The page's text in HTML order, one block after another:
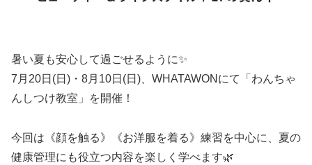
暑い夏も安心して過ごせるように✨
7月20日(日)・8月10日(日)、WHATAWONにて「わんちゃ
んしつけ教室」を開催！
今回は《顔を触る》《お洋服を着る》練習を中心に、夏の
健康管理にも役立つ内容を楽しく学べます🌿